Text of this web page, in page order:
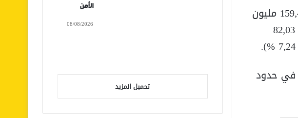
وتصدر “القرض العقاري والسياحي” قائمة الأدوات الأكثر نشاطا بحوالي 159,4 مليون
درهم (بحصة 19,64% من إجمالي المعاملات)، متبوعا بـ “أليانس” بأزيد من 82,03
11 فبراير الجاري، في حدود
الأمن
08/08/2026
تحميل المزيد